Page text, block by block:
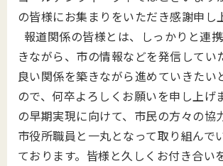
の皆様にお集まりをいただき感謝申し
報道関係の皆様とは、しっかりと連
きながら、市の情報などを発信してい
良い関係を築きながら進めていきたい
ので、何卒よろしくお願いを申し上げ
の早期実現に向けて、市民の方々の協
市役所職員と一丸となって取り組んで
ております。皆様と久しくお付き合い